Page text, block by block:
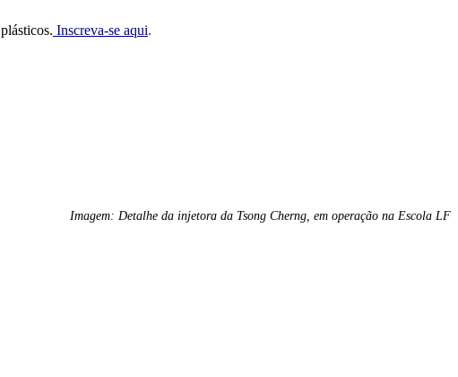
Inscreva-se aqui.
Imagem: Detalhe da injetora da Tsong Cherng, em operação na Escola LF